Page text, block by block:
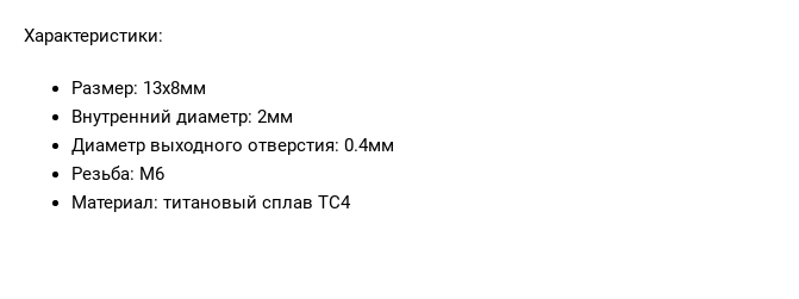
Характеристики:
Размер: 13х8мм
Внутренний диаметр: 2мм
Диаметр выходного отверстия: 0.4мм
Резьба: М6
Материал: титановый сплав TC4